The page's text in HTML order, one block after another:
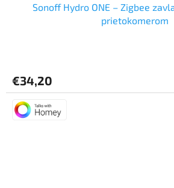
Sonoff Hydro ONE – Zigbee
prietokomerom
je
4,0
z
5
€34,20